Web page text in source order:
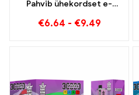
Pahvib ühekordset e-
nauding maitsetega
€6.64 - €9.49